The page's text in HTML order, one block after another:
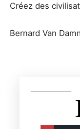
Créez des
Bernard Van